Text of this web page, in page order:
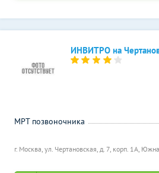
ИНВИТРО на
г. Москва, ул. Чертановская, д. 7, корп. 1А,
МРТ позвоночника